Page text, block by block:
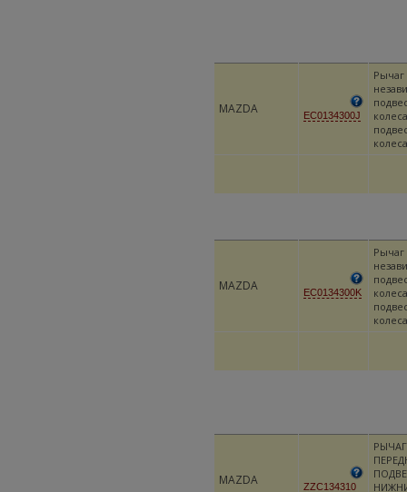
MAZDA EC0134300J
Рычаг
колеса
MAZDA EC0134300K
Рычаг
колеса
MAZDA ZZC134310
РЫЧАГ